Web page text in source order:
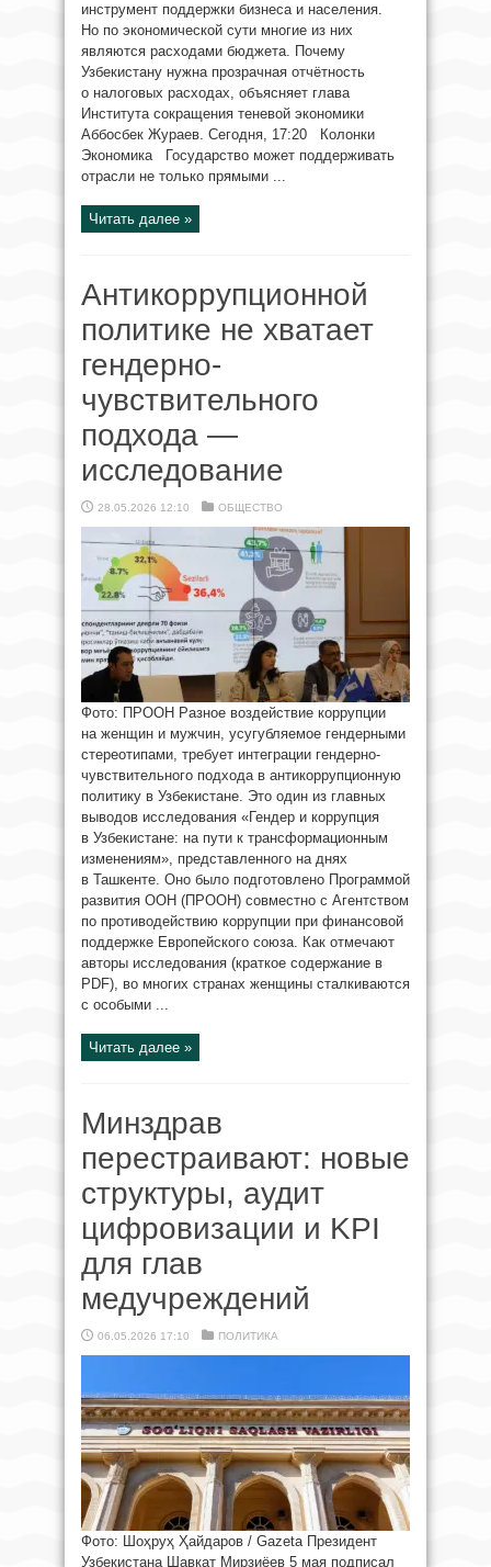
инструмент поддержки бизнеса и населения.
Но по экономической сути многие из них
являются расходами бюджета. Почему
Узбекистану нужна прозрачная отчётность
о налоговых расходах, объясняет глава
Института сокращения теневой экономики
Аббосбек Жураев. Сегодня, 17:20 Колонки
Экономика Государство может поддерживать
отрасли не только прямыми ...
Читать далее »
Антикоррупционной
политике не хватает
гендерно-
чувствительного
подхода —
исследование
28.05.2026 12:10 ОБЩЕСТВО
Фото: ПРООН Разное воздействие коррупции
на женщин и мужчин, усугубляемое гендерными
стереотипами, требует интеграции гендерно-
чувствительного подхода в антикоррупционную
политику в Узбекистане. Это один из главных
выводов исследования «Гендер и коррупция
в Узбекистане: на пути к трансформационным
изменениям», представленного на днях
в Ташкенте. Оно было подготовлено Программой
развития ООН (ПРООН) совместно с Агентством
по противодействию коррупции при финансовой
поддержке Европейского союза. Как отмечают
авторы исследования (краткое содержание в
PDF), во многих странах женщины сталкиваются
с особыми ...
Читать далее »
Минздрав
перестраивают: новые
структуры, аудит
цифровизации и KPI
для глав
медучреждений
06.05.2026 17:10 ПОЛИТИКА
Фото: Шоҳруҳ Ҳайдаров / Gazeta Президент
Узбекистана Шавкат Мирзиёев 5 мая подписал